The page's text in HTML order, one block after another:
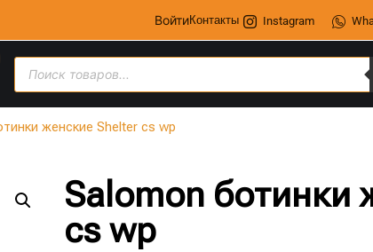
ВойтиКонтакты Instagram
женские Shelter cs wp
Salomon ботинки
cs wp